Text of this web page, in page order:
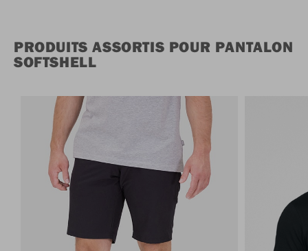
PRODUITS ASSORTIS POUR PANTALON
SOFTSHELL